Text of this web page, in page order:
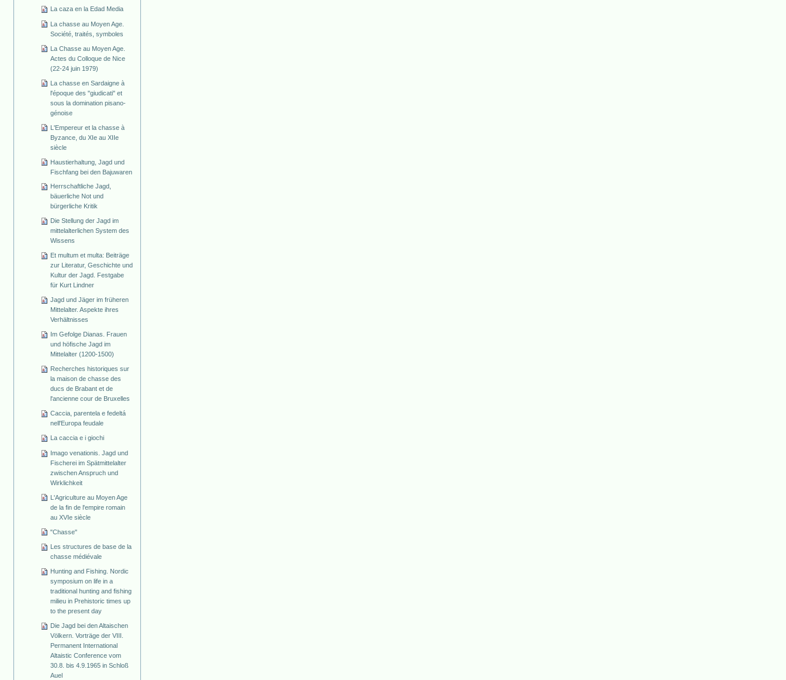
La caza en la Edad Media
La chasse au Moyen Age.
Société, traités, symboles
La Chasse au Moyen Age.
Actes du Colloque de Nice
(22-24 juin 1979)
La chasse en Sardaigne à
l'époque des "giudicati" et
sous la domination pisano-
génoise
L'Empereur et la chasse à
Byzance, du XIe au XIIe
siècle
Haustierhaltung, Jagd und
Fischfang bei den Bajuwaren
Herrschaftliche Jagd,
bäuerliche Not und
bürgerliche Kritik
Die Stellung der Jagd im
mittelalterlichen System des
Wissens
Et multum et multa: Beiträge
zur Literatur, Geschichte und
Kultur der Jagd. Festgabe
für Kurt Lindner
Jagd und Jäger im früheren
Mittelalter. Aspekte ihres
Verhältnisses
Im Gefolge Dianas. Frauen
und höfische Jagd im
Mittelalter (1200-1500)
Recherches historiques sur
la maison de chasse des
ducs de Brabant et de
l'ancienne cour de Bruxelles
Caccia, parentela e fedeltá
nell'Europa feudale
La caccia e i giochi
Imago venationis. Jagd und
Fischerei im Spätmittelalter
zwischen Anspruch und
Wirklichkeit
L'Agriculture au Moyen Age
de la fin de l'empire romain
au XVIe siècle
"Chasse"
Les structures de base de la
chasse médiévale
Hunting and Fishing. Nordic
symposium on life in a
traditional hunting and fishing
milieu in Prehistoric times up
to the present day
Die Jagd bei den Altaischen
Völkern. Vorträge der VIII.
Permanent International
Altaistic Conference vom
30.8. bis 4.9.1965 in Schloß
Auel